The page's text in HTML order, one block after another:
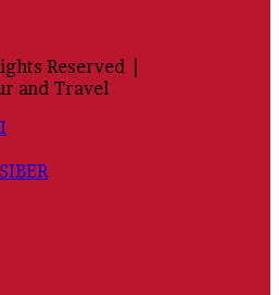
Reserved |
and Travel